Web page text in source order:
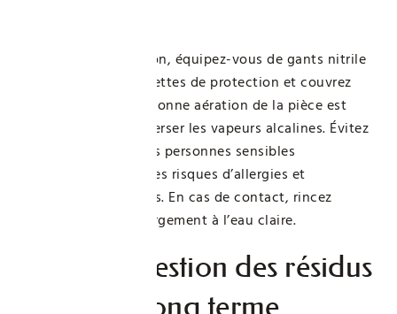
Avant toute utilisation, équipez-vous de gants nitrile
épais, portez des lunettes de protection et couvrez
bras et jambes. Une bonne aération de la pièce est
essentielle pour disperser les vapeurs alcalines. Évitez
que les enfants ou les personnes sensibles
n’interviennent, car les risques d’allergies et
d’irritations sont réels. En cas de contact, rincez
immédiatement et largement à l’eau claire.
Rinçage, gestion des résidus
et santé à long terme